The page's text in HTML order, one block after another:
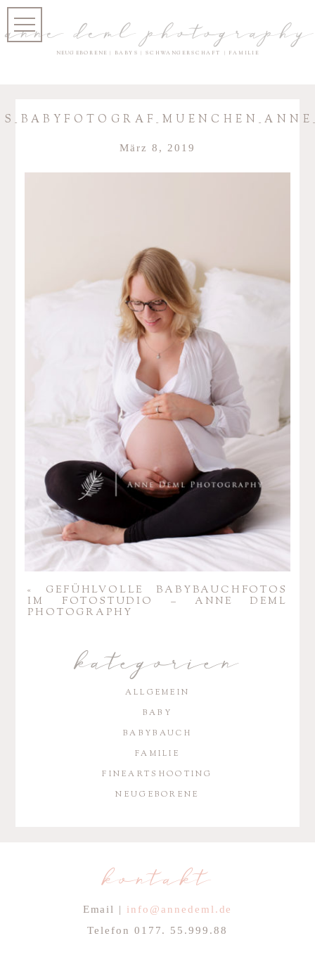
NEUGEBORENE | BABYS | SCHWANGERSCHAFT | FAMILIE
anne deml photography
März 8, 2019
«
GEFÜHL­VOLLE BABY­BAUCH­FOTOS
IM FOTO­STUDIO – ANNE DEML
PHOTOGRAPHY
kategorien
ALLGEMEIN
BABY
BABYBAUCH
FAMILIE
FINEARTSHOOTING
NEUGEBORENE
kontakt
Email | info@annedeml.de
Telefon 0177. 55.999.88